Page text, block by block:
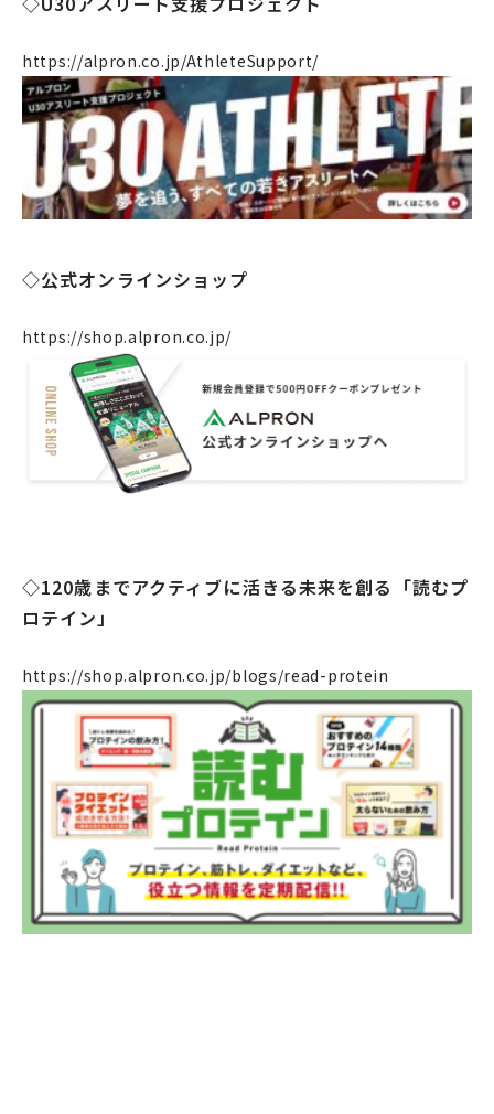
製造・工場
社会課題への取り組み
ニュース
リクルート
法人のお客様
OEM
お問い合わせ
個人のお客様
https://alpron.co.jp/AthleteSupport/
◇公式オンラインショップ
https://shop.alpron.co.jp/
◇120歳までアクティブに活きる未来を創る「読むプ
ロテイン」
https://shop.alpron.co.jp/blogs/read-protein